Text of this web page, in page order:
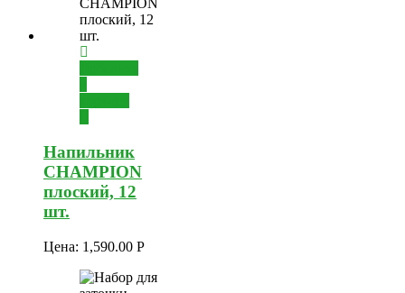
Напильник
CHAMPION
плоский, 12
шт.
Цена: 1,590.00 Р